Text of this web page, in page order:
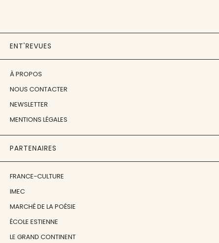
ENT'REVUES
À PROPOS
NOUS CONTACTER
NEWSLETTER
MENTIONS LÉGALES
PARTENAIRES
FRANCE-CULTURE
IMEC
MARCHÉ DE LA POÉSIE
ÉCOLE ESTIENNE
LE GRAND CONTINENT